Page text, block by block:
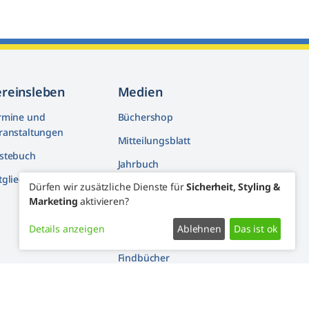
und
machen mit
Medien
Büchershop
Mitteilungsblatt
Jahrbuch
Artikelarchiv
Findbücher
Dürfen wir zusätzliche Dienste fürSicherheit, Styling &
Marketing aktivieren?
Details anzeigen Ablehnen Das ist ok